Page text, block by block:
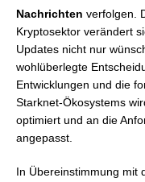
Nachrichten verfolgen.
Kryptosektor verändert
Updates nicht nur
wohlüberlegte
Entwicklungen und die
Starknet-Ökosystems
optimiert und an die
angepasst.
In Übereinstimmung mit